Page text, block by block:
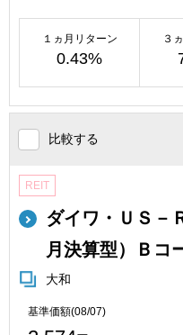
１ヵ月リターン
0.43%
３
比較する
REIT
ダイワ・ＵＳ－
月決算型）Ｂコ
大和
基準価額(08/07)